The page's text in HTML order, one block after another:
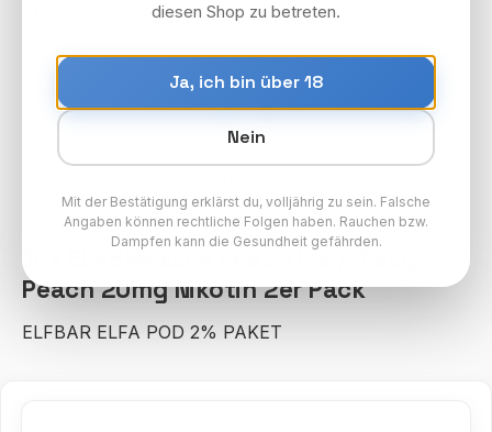
10x ELFBAR ELFA Peach Ice / Juicy
Peach 20mg Nikotin 2er Pack
ELFBAR ELFA POD 2% PAKET
diesen Shop zu betreten.
Ja, ich bin über 18
Nein
Mit der Bestätigung erklärst du, volljährig zu sein. Falsche
Angaben können rechtliche Folgen haben. Rauchen bzw.
Dampfen kann die Gesundheit gefährden.